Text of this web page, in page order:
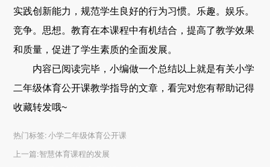
实践创新能力，规范学生良好的行为习惯。乐趣。娱乐。
竞争。思想。教育在本课程中有机结合，提高了教学效果
和质量，促进了学生素质的全面发展。
内容已阅读完毕，小编做一个总结以上就是有关小学
二年级体育公开课教学指导的文章，看完对您有帮助记得
收藏转发哦~
热门标签:小学二年级体育公开课
上一篇:智慧体育课程的发展